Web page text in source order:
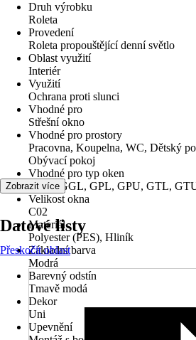
Druh výrobku
Roleta
Provedení
Roleta propouštějící denní světlo
Oblast využití
Interiér
Využití
Ochrana proti slunci
Vhodné pro
Střešní okno
Vhodné pro prostory
Pracovna, Koupelna, WC, Dětský
Obývací pokoj
Vhodné pro typ oken
GGU, GGL, GPL, GPU, GTL,
Velikost okna
C02
Materiál
Polyester (PES), Hliník
Základní barva
Modrá
Barevný odstín
Tmavě modá
Dekor
Uni
Upevnění
Zobrazit více
Datové listy
Přeskočit oblast